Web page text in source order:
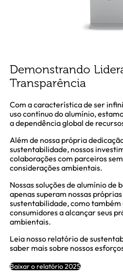
Demonstrando
Transparência
Com a característica de ser
uso contínuo do alumínio,
a dependência global de
Além de nossa própria
sustentabilidade, nossos
colaborações com parceiros
considerações ambientais.
Nossas soluções de alumínio de
apenas superam nossas
sustentabilidade, como também
consumidores a alcançar seus
ambientais.
Leia nosso relatório de
saber mais sobre nossos
Baixar o relatório 2025